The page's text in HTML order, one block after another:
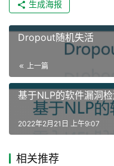
生成海报
Dropout随机失活
上一篇
基于NLP的软件漏洞
2022年2月21日 上午9:07
相关推荐